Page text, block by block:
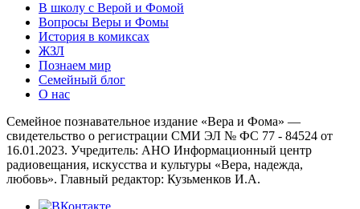
В школу с Верой и Фомой
Вопросы Веры и Фомы
История в комиксах
ЖЗЛ
Познаем мир
Семейный блог
О нас
Семейное познавательное издание «Вера и Фома» —
свидетельство о регистрации СМИ ЭЛ № ФС 77 - 84524 от
16.01.2023. Учредитель: АНО Информационный центр
радиовещания, искусства и культуры «Вера, надежда,
любовь». Главный редактор: Кузьменков И.А.